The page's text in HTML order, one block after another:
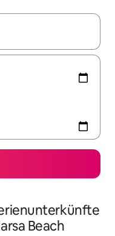
mit den
Beach